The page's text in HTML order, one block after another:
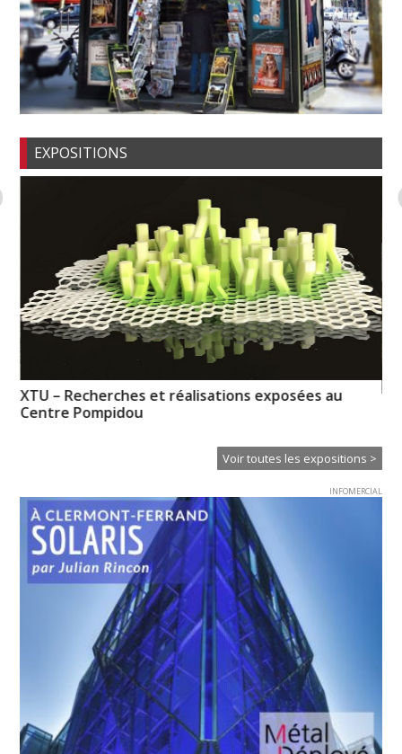
EXPOSITIONS
XTU – Recherches et réalisations exposées au
Centre Pompidou
Voir toutes les expositions >
INFOMERCIAL